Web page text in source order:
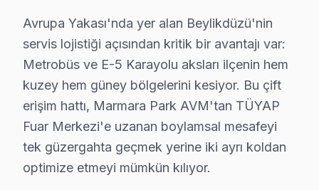
Telefunken Servisi: Beylikdüzü Yerel Bilgi
Beylikdüzü ilçesi, İstanbul Avrupa Yakası'nın
Beylikdüzü Mahalle Bazlı Telefunken TV
Beylikdüzü genelinde Telefunken televizyon paneli
Adnan Kahveci, Barış, Büyükşehir, Cumhuriyet
Dereağzı, Gürpınar, Kavaklı, Marmara
Sahil, Türkoba, Yakuplu ve çevresinde de
Avrupa Yakası'nda yer alan Beylikdüzü'nin
servis lojistiği açısından kritik bir avantajı var:
Metrobüs ve E-5 Karayolu aksları ilçenin hem
kuzey hem güney bölgelerini kesiyor. Bu çift
erişim hattı, Marmara Park AVM'tan TÜYAP
Fuar Merkezi'e uzanan boylamsal mesafeyi
tek güzergahta geçmek yerine iki ayrı koldan
optimize etmeyi mümkün kılıyor.